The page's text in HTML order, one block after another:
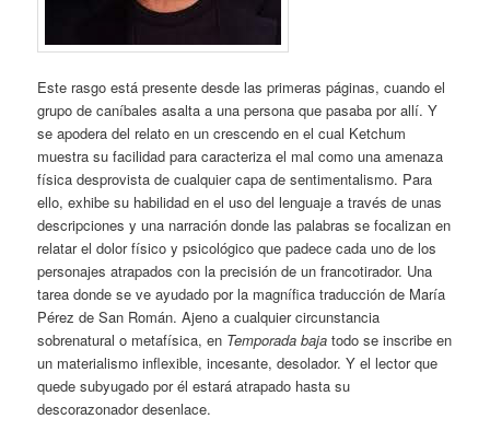
Este rasgo está presente desde las primeras páginas, cuando el
grupo de caníbales asalta a una persona que pasaba por allí. Y
se apodera del relato en un crescendo en el cual Ketchum
muestra su facilidad para caracteriza el mal como una amenaza
física desprovista de cualquier capa de sentimentalismo. Para
ello, exhibe su habilidad en el uso del lenguaje a través de unas
descripciones y una narración donde las palabras se focalizan en
relatar el dolor físico y psicológico que padece cada uno de los
personajes atrapados con la precisión de un francotirador. Una
tarea donde se ve ayudado por la magnífica traducción de María
Pérez de San Román. Ajeno a cualquier circunstancia
sobrenatural o metafísica, en Temporada baja todo se inscribe en
un materialismo inflexible, incesante, desolador. Y el lector que
quede subyugado por él estará atrapado hasta su
descorazonador desenlace.